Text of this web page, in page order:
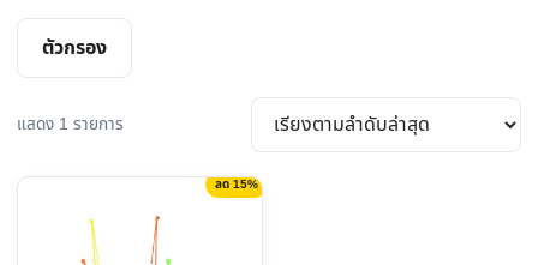
ตัวกรอง
แสดง 1 รายการ
ลด 15%